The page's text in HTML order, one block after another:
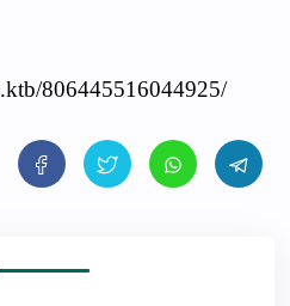
806445516044925/